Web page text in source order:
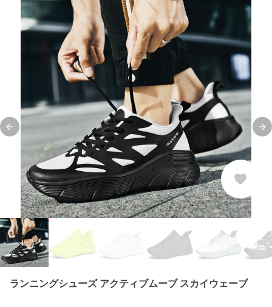
Previous slide
ランニングシューズ アクティブムーブ スカイウェーブ